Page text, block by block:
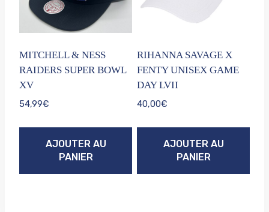
MITCHELL & NESS
RAIDERS SUPER BOWL
XV
54,99€
AJOUTER AU
PANIER
RIHANNA SAVAGE X
FENTY UNISEX GAME
DAY LVII
40,00€
AJOUTER AU
PANIER